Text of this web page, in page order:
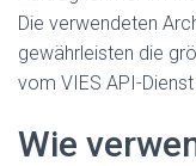
Die verwendeten
gewährleisten die
vom VIES API-
Wie